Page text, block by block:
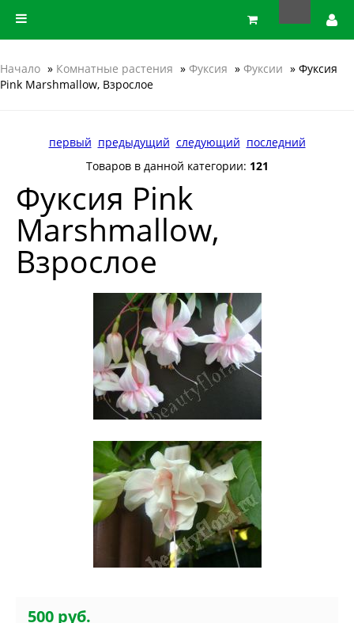
Начало » Комнатные растения » Фуксия » Фуксии » Фуксия
Pink Marshmallow, Взрослое
первый предыдущий следующий последний
Товаров в данной категории: 121
Фуксия Pink
Marshmallow,
Взрослое
500 руб.